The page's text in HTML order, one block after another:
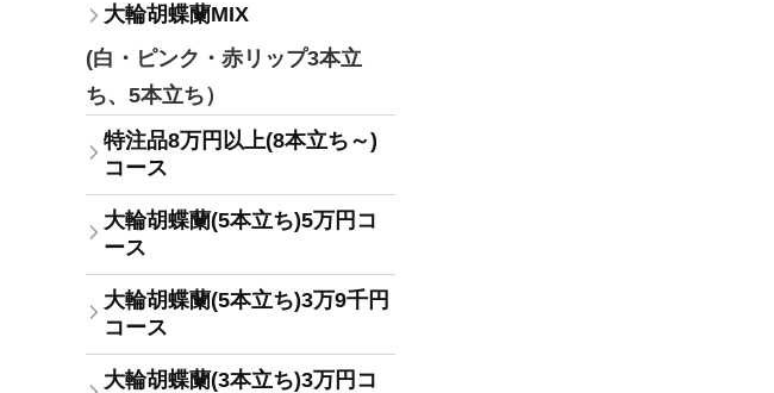
大輪胡蝶蘭MIX
(白・ピンク・赤リップ3本立
ち、5本立ち）
特注品8万円以上(8本立ち～)
コース
大輪胡蝶蘭(5本立ち)5万円コ
ース
大輪胡蝶蘭(5本立ち)3万9千円
コース
大輪胡蝶蘭(3本立ち)3万円コ